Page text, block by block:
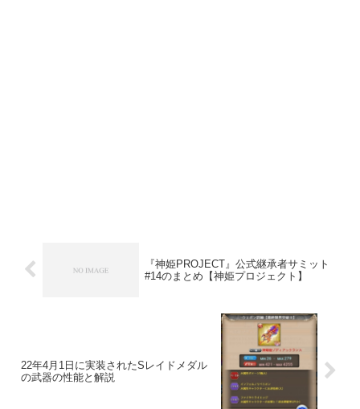
『神姫PROJECT』公式継承者サミット
#14のまとめ【神姫プロジェクト】
22年4月1日に実装されたSレイドメダル
の武器の性能と解説